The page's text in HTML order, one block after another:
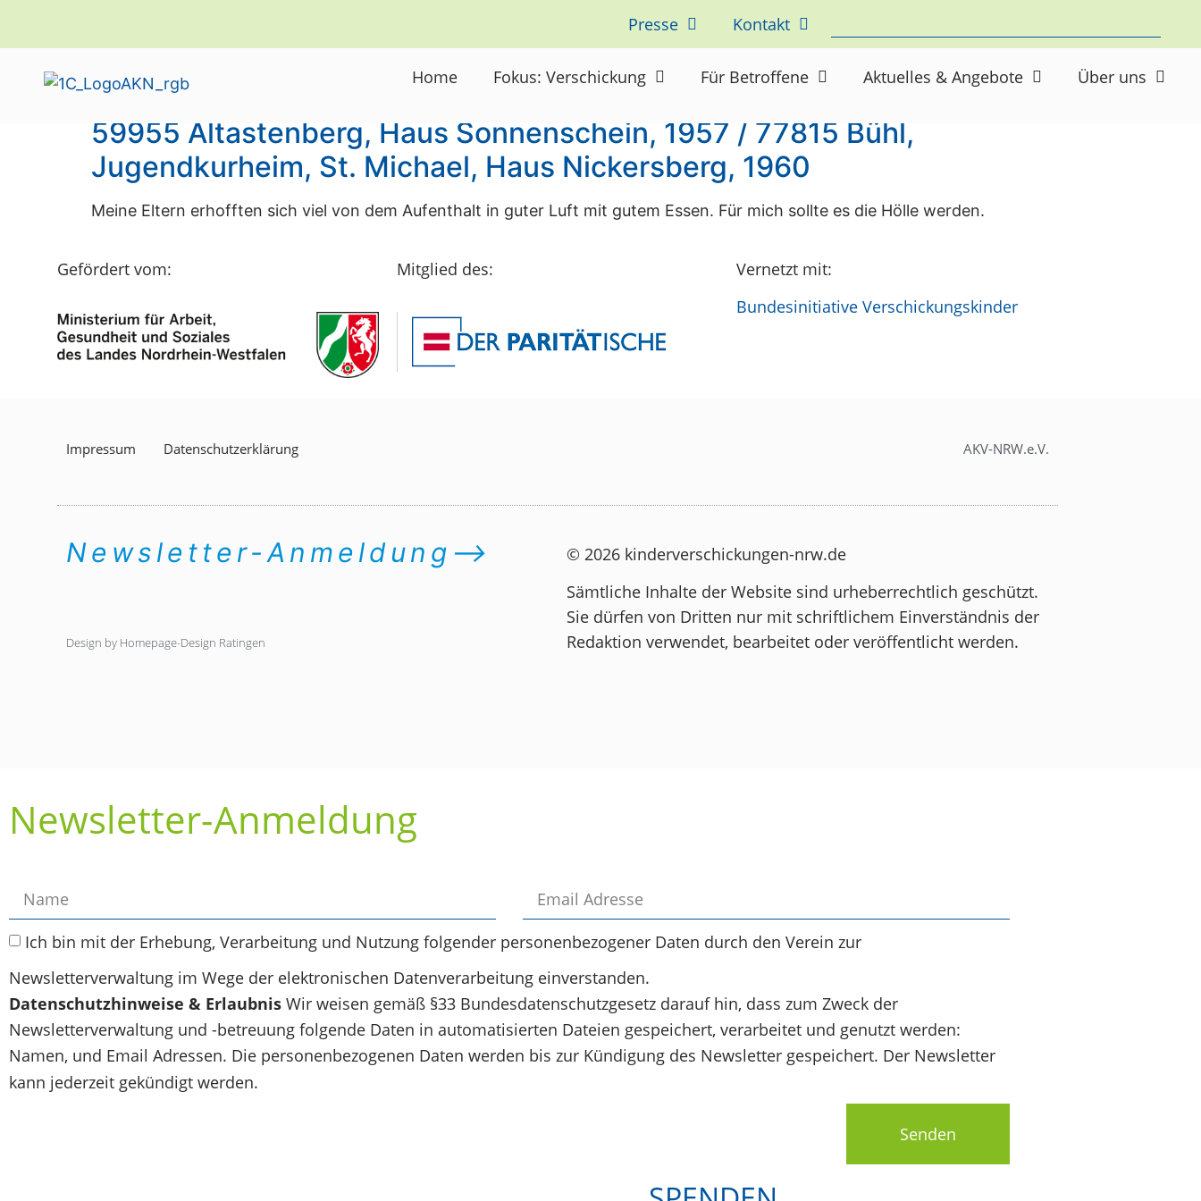
Presse Kontakt
Home Fokus: Verschickung Für Betroffene Aktuelles & Angebote Über uns
Kategorie:
59955 Altastenberg, Haus Sonnenschein, 1957 / 77815 Bühl,
Jugendkurheim, St. Michael, Haus Nickersberg, 1960
Meine Eltern erhofften sich viel von dem Aufenthalt in guter Luft mit gutem Essen. Für mich sollte es die Hölle werden.
Gefördert vom: Mitglied des:
Vernetzt mit:
Bundesinitiative Verschickungskinder
Impressum Datenschutzerklärung AKV-NRW.e.V.
Newsletter-Anmeldung⟶
Design by Homepage-Design Ratingen
© 2026 kinderverschickungen-nrw.de
Sämtliche Inhalte der Website sind urheberrechtlich geschützt.
Sie dürfen von Dritten nur mit schriftlichem Einverständnis der
Redaktion verwendet, bearbeitet oder veröffentlicht werden.
Newsletter-Anmeldung
Ich bin mit der Erhebung, Verarbeitung und Nutzung folgender personenbezogener Daten durch den Verein zur
Newsletterverwaltung im Wege der elektronischen Datenverarbeitung einverstanden.
Datenschutzhinweise & Erlaubnis Wir weisen gemäß §33 Bundesdatenschutzgesetz darauf hin, dass zum Zweck der
Newsletterverwaltung und -betreuung folgende Daten in automatisierten Dateien gespeichert, verarbeitet und genutzt werden:
Namen, und Email Adressen. Die personenbezogenen Daten werden bis zur Kündigung des Newsletter gespeichert. Der Newsletter
kann jederzeit gekündigt werden.
Senden